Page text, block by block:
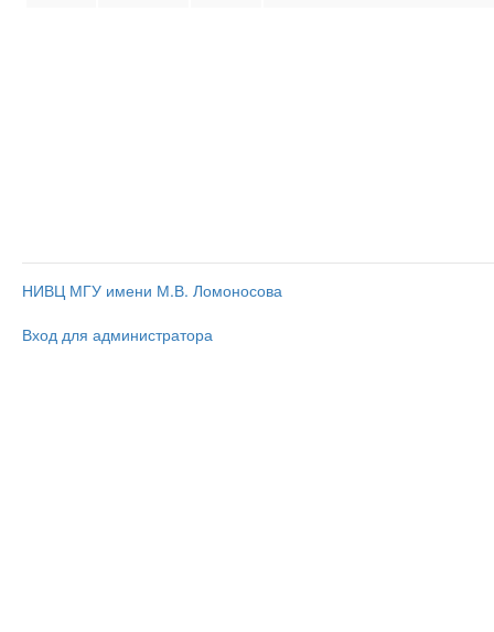
НИВЦ МГУ имени М.В. Ломоносова
Вход для администратора